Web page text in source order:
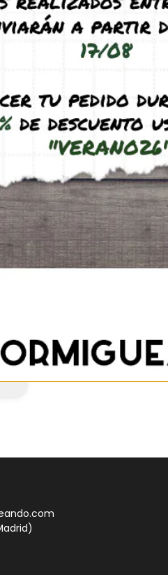
Antmeta
9,95€ - 11,95 €
See